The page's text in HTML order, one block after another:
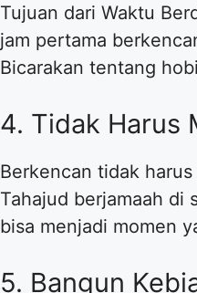
Tujuan dari Waktu
jam pertama
Bicarakan tentang
4. Tidak Harus
Berkencan tidak
Tahajud berjamaah di
bisa menjadi momen
5. Bangun